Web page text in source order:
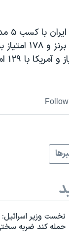
در
مدال نقره و یک
نخست وزیر اسرائيل:
حمله کند ضربه